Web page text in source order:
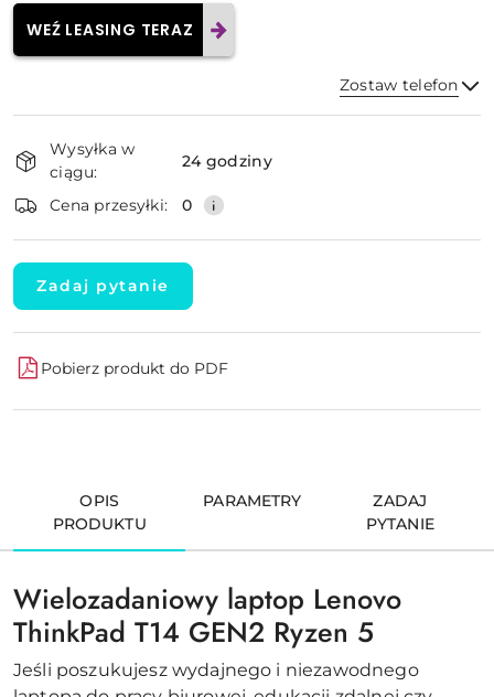
WEŹ LEASING TERAZ
Zostaw telefon
i
dostawa
Wysyłka w
ciągu:
24 godziny
Cena przesyłki: 0
Zadaj pytanie
Pobierz produkt do PDF
OPIS
PRODUKTU
PARAMETRY
ZADAJ
PYTANIE
Wielozadaniowy laptop Lenovo
ThinkPad T14 GEN2 Ryzen 5
Jeśli poszukujesz wydajnego i niezawodnego